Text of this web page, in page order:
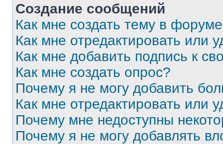
Создание сообщений
Как мне создать тему в
Как мне отредактировать или
Как мне добавить подпись к
Как мне создать опрос?
Почему я не могу добавить
Как мне отредактировать или
Почему мне недоступны
Почему я не могу добавлять